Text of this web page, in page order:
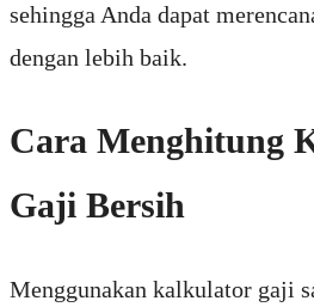
sehingga Anda dapat
dengan lebih baik.
Cara Menghitung
Gaji Bersih
Menggunakan kalkulator gaji